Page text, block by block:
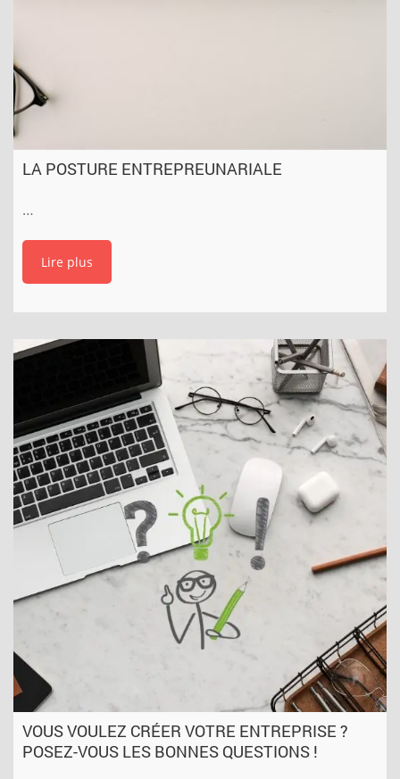
LA POSTURE ENTREPREUNARIALE
…
Lire plus
VOUS VOULEZ CRÉER VOTRE ENTREPRISE ?
POSEZ-VOUS LES BONNES QUESTIONS !